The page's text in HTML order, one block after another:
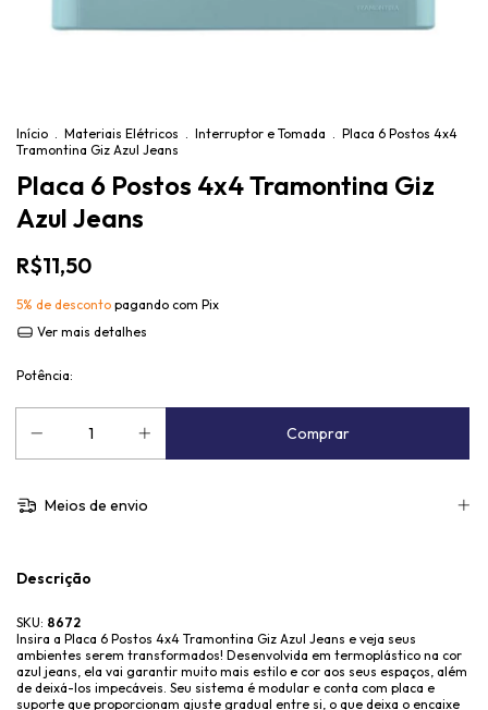
Início . Materiais Elétricos . Interruptor e Tomada . Placa 6 Postos 4x4
Tramontina Giz Azul Jeans
Placa 6 Postos 4x4 Tramontina Giz
Azul Jeans
R$11,50
5% de desconto pagando com Pix
Ver mais detalhes
Potência:
Meios de envio
Descrição
SKU: 8672
Insira a Placa 6 Postos 4x4 Tramontina Giz Azul Jeans e veja seus
ambientes serem transformados! Desenvolvida em termoplástico na cor
azul jeans, ela vai garantir muito mais estilo e cor aos seus espaços, além
de deixá-los impecáveis. Seu sistema é modular e conta com placa e
suporte que proporcionam ajuste gradual entre si, o que deixa o encaixe